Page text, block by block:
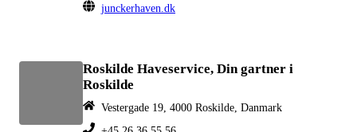
junckerhaven.dk
Roskilde Haveservice, Din gartner i
Roskilde
Vestergade 19, 4000 Roskilde, Danmark